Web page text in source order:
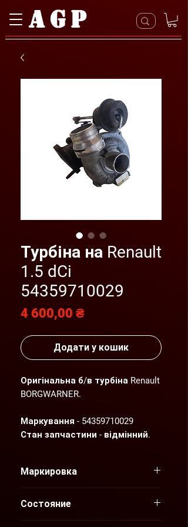
AGP
Турбіна на Renault
1.5 dCi
54359710029
4 600,00 ₴Ціна
Додати у кошик
Оригінальна б/в турбіна Renault
BORGWARNER.
Маркування - 54359710029
Стан запчастини - відмінний.
Вашому запиту.
оригінальні запчастини для
Маркировка
Состояние